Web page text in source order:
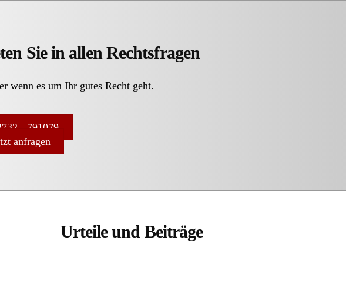
Sie in allen Rechtsfragen
wenn es um Ihr gutes Recht geht.
- 791079
anfragen
Urteile und Beiträge